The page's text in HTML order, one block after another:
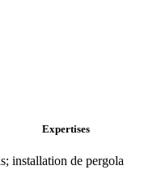
Expertises
installation de pergola